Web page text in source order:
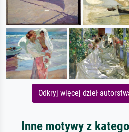
Odkryj więcej dzieł
Inne motywy z